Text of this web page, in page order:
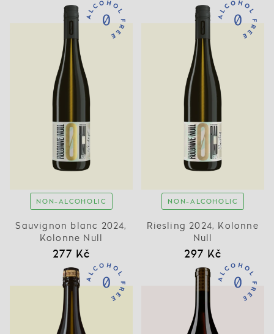
NON-ALCOHOLIC
Sauvignon blanc 2024,
Kolonne Null
277 Kč
NON-ALCOHOLIC
Riesling 2024, Kolonne
Null
297 Kč